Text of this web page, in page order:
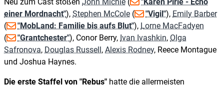
einer Mordnacht"), Stephen McCole ( "Vigil"), Emily Barber
(
"MobLand: Familie bis aufs Blut"), Lorne MacFadyen
(
"Grantchester"), Conor Berry, Ivan Ivashkin, Olga
Safronova, Douglas Russell, Alexis Rodney, Reece Montague
und Joshua Haynes.
Die erste Staffel von "Rebus" hatte die allermeisten